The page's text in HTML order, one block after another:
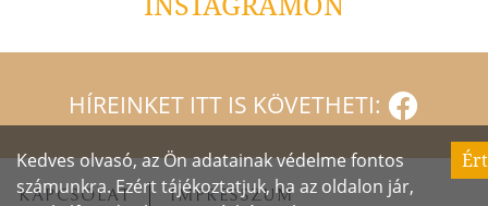
HÍREINKET ITT IS KÖVETHETI:
KAPCSOLAT IMPRESSZUM
Kedves olvasó, az Ön adatainak védelme fontos
számunkra. Ezért tájékoztatjuk, ha az oldalon jár,